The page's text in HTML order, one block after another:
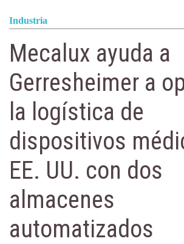
Industria
Mecalux ayuda a
Gerresheimer a
la logística de
dispositivos
EE. UU. con dos
almacenes
automatizados